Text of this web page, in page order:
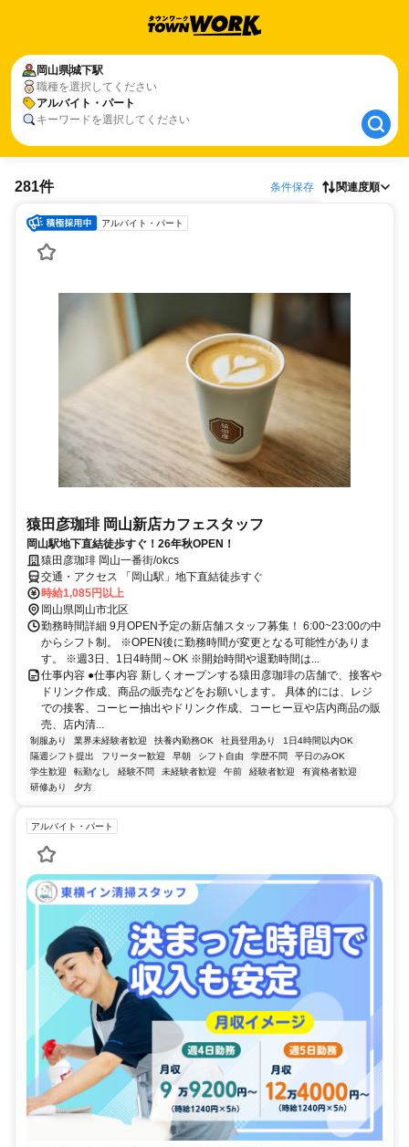
岡山県城下駅
職種を選択してください
アルバイト・パート
キーワードを選択してください
岡山県城下駅
アルバイト・パート
281件 条件保存 関連度順
アルバイト・パート
猿田彦珈琲 岡山新店カフェスタッフ
岡山駅地下直結徒歩すぐ！26年秋OPEN！
猿田彦珈琲 岡山一番街/okcs
交通・アクセス 「岡山駅」地下直結徒歩すぐ
時給1,085円以上
岡山県岡山市北区
勤務時間詳細 9月OPEN予定の新店舗スタッフ募集！ 6:00~23:00の中
からシフト制。 ※OPEN後に勤務時間が変更となる可能性がありま
す。 ※週3日、1日4時間～OK ※開始時間や退勤時間は...
仕事内容 ●仕事内容 新しくオープンする猿田彦珈琲の店舗で、接客や
ドリンク作成、商品の販売などをお願いします。 具体的には、レジ
での接客、コーヒー抽出やドリンク作成、コーヒー豆や店内商品の販
売、店内清...
制服あり 業界未経験者歓迎 扶養内勤務OK 社員登用あり
1日4時間以内OK
隔週シフト提出
フリーター歓迎 早朝 シフト自由 学歴不問
平日のみOK
学生歓迎
転勤なし 経験不問 未経験者歓迎 午前 経験者歓迎
有資格者歓迎
研修あり
夕方
アルバイト・パート